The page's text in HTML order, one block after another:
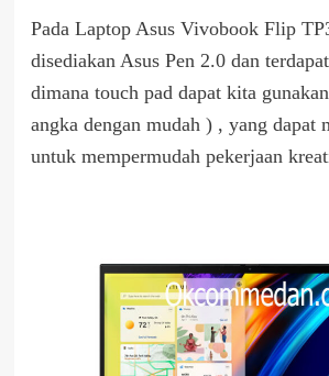
Pada Laptop Asus Vivobook Flip
disediakan Asus Pen 2.0 dan
dimana touch pad dapat kita
angka dengan mudah ) , yang dapat
untuk mempermudah pekerjaan